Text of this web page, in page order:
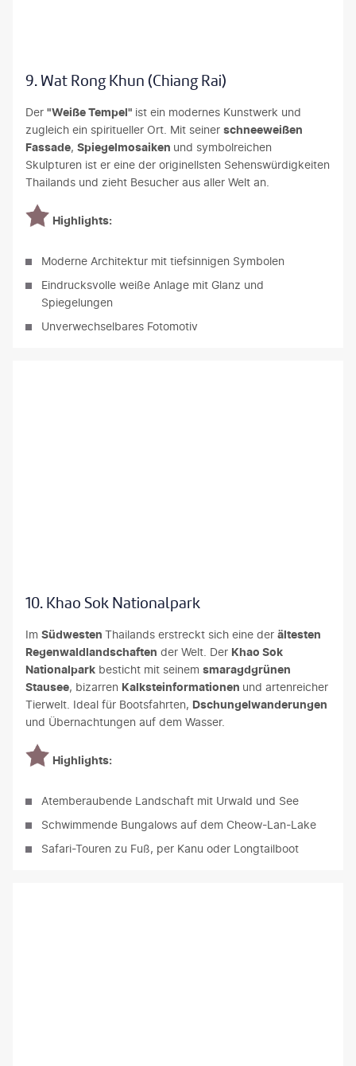
9. Wat Rong Khun (Chiang Rai)
Der "Weiße Tempel" ist ein modernes Kunstwerk und
zugleich ein spiritueller Ort. Mit seiner schneeweißen
Fassade, Spiegelmosaiken und symbolreichen
Skulpturen ist er eine der originellsten Sehenswürdigkeiten
Thailands und zieht Besucher aus aller Welt an.
Highlights:
Moderne Architektur mit tiefsinnigen Symbolen
Eindrucksvolle weiße Anlage mit Glanz und
Spiegelungen
Unverwechselbares Fotomotiv
10. Khao Sok Nationalpark
Im Südwesten Thailands erstreckt sich eine der ältesten
Regenwaldlandschaften der Welt. Der Khao Sok
Nationalpark besticht mit seinem smaragdgrünen
Stausee, bizarren Kalksteinformationen und artenreicher
Tierwelt. Ideal für Bootsfahrten, Dschungelwanderungen
und Übernachtungen auf dem Wasser.
Highlights:
Atemberaubende Landschaft mit Urwald und See
Schwimmende Bungalows auf dem Cheow-Lan-Lake
Safari-Touren zu Fuß, per Kanu oder Longtailboot